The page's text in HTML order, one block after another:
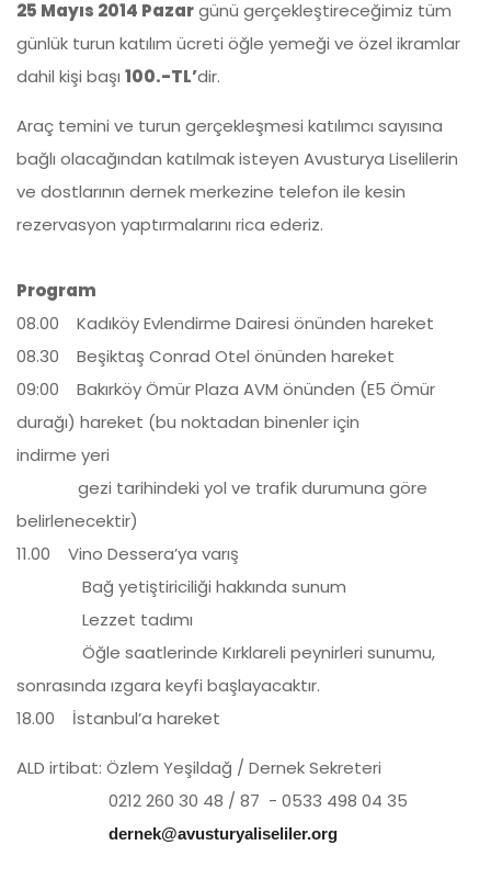
25 Mayıs 2014 Pazargünü gerçekleştireceğimiz tüm
günlük turun katılım ücreti öğle yemeği ve özel ikramlar
dahil kişi başı 100.-TL’dir.
Araç temini ve turun gerçekleşmesi katılımcı sayısına
bağlı olacağından katılmak isteyen Avusturya Liselilerin
ve dostlarının dernek merkezine telefon ile kesin
rezervasyon yaptırmalarını rica ederiz.
Program
08.00 Kadıköy Evlendirme Dairesi önünden hareket
08.30 Beşiktaş Conrad Otel önünden hareket
09:00 Bakırköy Ömür Plaza AVM önünden (E5 Ömür
durağı) hareket (bu noktadan binenler için
indirme yeri
gezi tarihindeki yol ve trafik durumuna göre
belirlenecektir)
11.00 Vino Dessera’ya varış
Bağ yetiştiriciliği hakkında sunum
Lezzet tadımı
Öğle saatlerinde Kırklareli peynirleri sunumu,
sonrasında ızgara keyfi başlayacaktır.
18.00 İstanbul’a hareket
ALD irtibat: Özlem Yeşildağ / Dernek Sekreteri
0212 260 30 48 / 87 - 0533 498 04 35
dernek@avusturyaliseliler.org